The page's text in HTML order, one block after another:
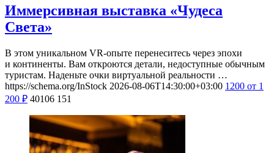
Иммерсивная выставка «Чудеса
Света»
В этом уникальном VR-опыте перенеситесь через эпохи
и континенты. Вам откроются детали, недоступные обычным
туристам. Наденьте очки виртуальной реальности …
https://schema.org/InStock 2026-08-06T14:30:00+03:00 1200 от 1
200 ₽ 40106 151